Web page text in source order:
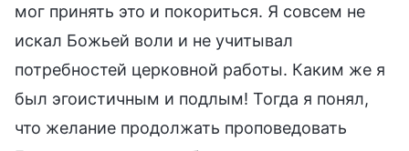
мог принять это и покориться. Я совсем не
искал Божьей воли и не учитывал
потребностей церковной работы. Каким же я
был эгоистичным и подлым! Тогда я понял,
что желание продолжать проповедовать